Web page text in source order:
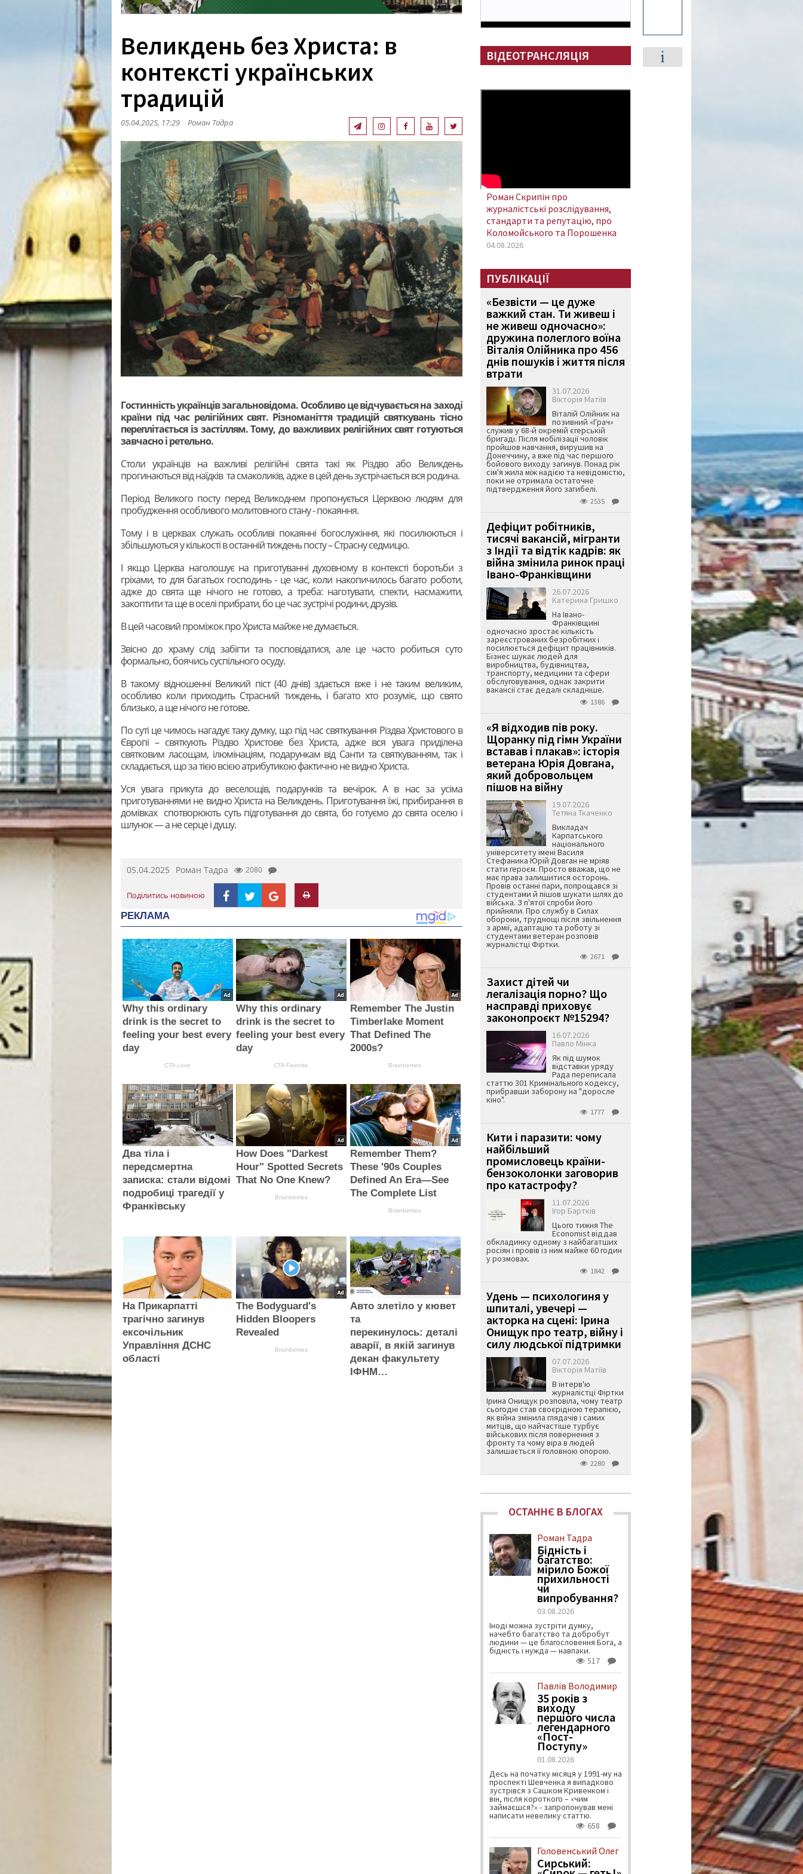
Великдень без Христа: в
контексті українських
традицій
05.04.2025, 17:29 Роман Тадра
Гостинність українців загальновідома. Особливо це відчувається на заході
країни під час релігійних свят. Різноманіття традицій святкувань тісно
переплітається із застіллям. Тому, до важливих релігійних свят готуються
завчасно і ретельно.
Столи українців на важливі релігійні свята такі як Різдво або Великдень
прогинаються від наїдків та смаколиків, адже в цей день зустрічається вся родина.
Період Великого посту перед Великоднем пропонується Церквою людям для
пробудження особливого молитовного стану - покаяння.
Тому і в церквах служать особливі покаянні богослужіння, які посилюються і
збільшуються у кількості в останній тиждень посту – Страсну седмицю.
І якщо Церква наголошує на приготуванні духовному в контексті боротьби з
гріхами, то для багатьох господинь - це час, коли накопичилось багато роботи,
адже до свята ще нічого не готово, а треба: наготувати, спекти, насмажити,
закоптити та ще в оселі прибрати, бо це час зустрічі родини, друзів.
В цей часовий проміжок про Христа майже не думається.
Звісно до храму слід забігти та посповідатися, але це часто робиться суто
формально, боячись суспільного осуду.
В такому відношенні Великий піст (40 днів) здається вже і не таким великим,
особливо коли приходить Страсний тиждень, і багато хто розуміє, що свято
близько, а ще нічого не готове.
По суті це чимось нагадує таку думку, що під час святкування Різдва Христового в
Європі – святкують Різдво Христове без Христа, адже вся увага приділена
святковим ласощам, ілюмінаціям, подарункам від Санти та святкуванням, так і
складається, що за тією всією атрибутикою фактично не видно Христа.
Уся увага прикута до веселощів, подарунків та вечірок. А в нас за усіма
приготуваннями не видно Христа на Великдень. Приготування їжі, прибирання в
домівках спотворюють суть підготування до свята, бо готуємо до свята оселю і
шлунок — а не серце і душу.
05.04.2025 Роман Тадра 2080
Поділитись новиною
РЕКЛАМА
Why this ordinary
drink is the secret to
feeling your best every
day
CTA Love
Why this ordinary
drink is the secret to
feeling your best every
day
CTA Favorite
Remember The Justin
Timberlake Moment
That Defined The
2000s?
Brainberries
Два тіла і
передсмертна
записка: стали відомі
подробиці трагедії у
Франківську
How Does "Darkest
Hour" Spotted Secrets
That No One Knew?
Brainberries
Remember Them?
These '90s Couples
Defined An Era—See
The Complete List
Brainberries
На Прикарпатті
трагічно загинув
ексочільник
Управління ДСНС
області
The Bodyguard's
Hidden Bloopers
Revealed
Brainberries
Авто злетіло у кювет
та
перекинулось: деталі
аварії, в якій загинув
декан факультету
ІФНМ…
ВІДЕОТРАНСЛЯЦІЯ
Роман Скрипін про
журналістські розслідування,
стандарти та репутацію, про
Коломойського та Порошенка
04.08.2026
ПУБЛІКАЦІЇ
«Безвісти — це дуже
важкий стан. Ти живеш і
не живеш одночасно»:
дружина полеглого воїна
Віталія Олійника про 456
днів пошуків і життя після
втрати
31.07.2026
Вікторія Матіїв
Віталій Олійник на
позивний «Грач»
служив у 68-й окремій єгерській
бригаді. Після мобілізації чоловік
пройшов навчання, вирушив на
Донеччину, а вже під час першого
бойового виходу загинув. Понад рік
сім'я жила між надією та невідомістю,
поки не отримала остаточне
підтвердження його загибелі.
2535
Дефіцит робітників,
тисячі вакансій, мігранти
з Індії та відтік кадрів: як
війна змінила ринок праці
Івано-Франківщини
26.07.2026
Катерина Гришко
На Івано-
Франківщині
одночасно зростає кількість
зареєстрованих безробітних і
посилюється дефіцит працівників.
Бізнес шукає людей для
виробництва, будівництва,
транспорту, медицини та сфери
обслуговування, однак закрити
вакансії стає дедалі складніше.
1386
«Я відходив пів року.
Щоранку під гімн України
вставав і плакав»: історія
ветерана Юрія Довгана,
який добровольцем
пішов на війну
19.07.2026
Тетяна Ткаченко
Викладач
Карпатського
національного
університету імені Василя
Стефаника Юрій Довган не мріяв
стати героєм. Просто вважав, що не
має права залишитися осторонь.
Провів останні пари, попрощався зі
студентами й пішов шукати шлях до
війська. З п'ятої спроби його
прийняли. Про службу в Силах
оборони, труднощі після звільнення
з армії, адаптацію та роботу зі
студентами ветеран розповів
журналістці Фіртки.
2671
Захист дітей чи
легалізація порно? Що
насправді приховує
законопроєкт №15294?
16.07.2026
Павло Мінка
Як під шумок
відставки уряду
Рада переписала
статтю 301 Кримінального кодексу,
прибравши заборону на "доросле
кіно".
1777
Кити і паразити: чому
найбільший
промисловець країни-
бензоколонки заговорив
про катастрофу?
11.07.2026
Ігор Бартків
Цього тижня The
Economist віддав
обкладинку одному з найбагатших
росіян і провів із ним майже 60 годин
у розмовах.
1842
Удень — психологиня у
шпиталі, увечері —
акторка на сцені: Ірина
Онищук про театр, війну і
силу людської підтримки
07.07.2026
Вікторія Матіїв
В інтерв'ю
журналістці Фіртки
Ірина Онищук розповіла, чому театр
сьогодні став своєрідною терапією,
як війна змінила глядачів і самих
митців, що найчастіше турбує
військових після повернення з
фронту та чому віра в людей
залишається її головною опорою.
2280
ОСТАННЄ В БЛОГАХ
Роман Тадра
Бідність і
багатство:
мірило Божої
прихильності
чи
випробування?
03.08.2026
Іноді можна зустріти думку,
начебто багатство та добробут
людини — це благословення Бога, а
бідність і нужда — навпаки.
517
Павлів Володимир
35 років з
виходу
першого числа
легендарного
«Пост-
Поступу»
01.08.2026
Десь на початку місяця у 1991-му на
проспекті Шевченка я випадково
зустрівся з Сашком Кривенком і
він, після короткого – «чим
займаєшся?» - запропонував мені
написати невелику статтю.
658
Головенський Олег
Сирський: